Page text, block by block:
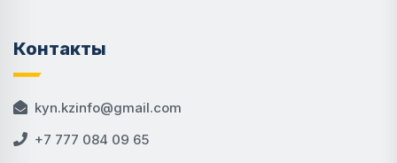
Контакты
kyn.kzinfo@gmail.com
+7 777 084 09 65